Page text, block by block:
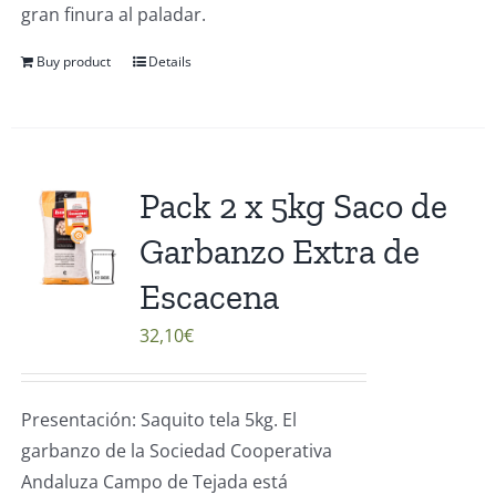
gran finura al paladar.
Buy product Details
Pack 2 x 5kg Saco de
Garbanzo Extra de
Escacena
32,10€
Presentación: Saquito tela 5kg. El
garbanzo de la Sociedad Cooperativa
Andaluza Campo de Tejada está